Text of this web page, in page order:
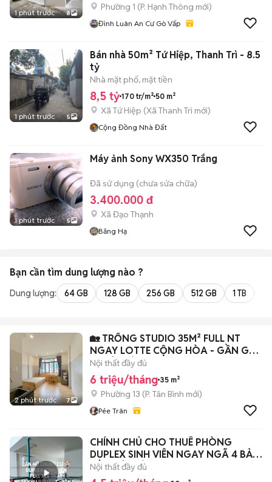
1 phút trước 8
Phường 1 (P. Hạnh Thông mới)
Đình Luân An Cư Gò Vấp
1 phút trước 5
Bán nhà 50m² Tứ Hiệp, Thanh Trì - 8.5
tỷ
Nhà mặt phố, mặt tiền
8,5 tỷ 170 tr/m² 50 m²
Xã Tứ Hiệp (Xã Thanh Trì mới)
Cộng Đồng Nhà Đất
1 phút trước 5
Máy ảnh Sony WX350 Trắng
Đã sử dụng (chưa sửa chữa)
3.400.000 đ
Xã Đạo Thạnh
Băng Hạ
Bạn cần tìm dung lượng nào ?
Dung lượng: 64 GB 128 GB 256 GB 512 GB 1 TB
2 phút trước 7
🏡 TRỐNG STUDIO 35M² FULL NT
NGAY LOTTE CỘNG HÒA - GẦN GA
T3 TÂN BÌNH
Nội thất đầy đủ
6 triệu/tháng 35 m²
Phường 13 (P. Tân Bình mới)
Pée Trân
CHÍNH CHỦ CHO THUÊ PHÒNG
DUPLEX SINH VIÊN NGAY NGÃ 4 BẢY
HIỀN TÂN BÌNH
Nội thất đầy đủ